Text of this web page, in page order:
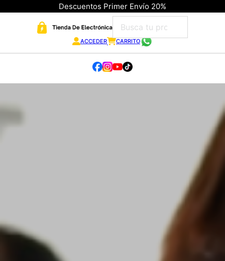
Descuentos Primer Envío 20%
ACCEDER CARRITO